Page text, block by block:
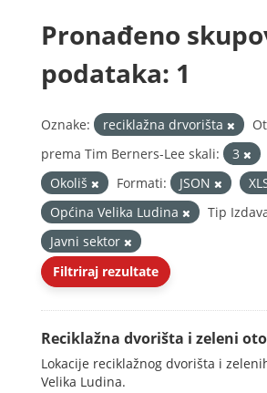
Pronađeno
podataka: 1
Oznake: reciklažna drvorišta
prema Tim Berners-Lee skali:
3
Okoliš
Formati: JSON
Općina Velika Ludina
Tip
Javni sektor
Filtriraj rezultate
Reciklažna dvorišta i zeleni
Lokacije reciklažnog dvorišta i
Velika Ludina.